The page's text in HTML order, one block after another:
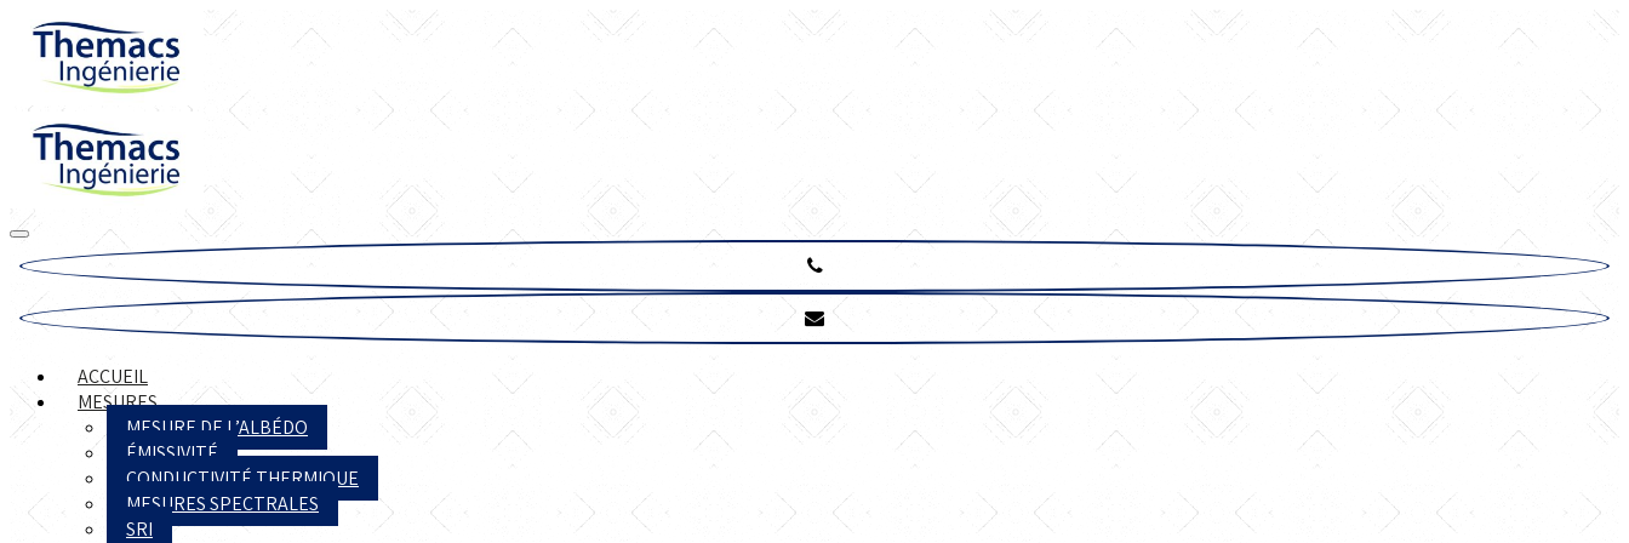
ACCUEIL
MESURES
MESURE DE L’ALBÉDO
ÉMISSIVITÉ
CONDUCTIVITÉ THERMIQUE
MESURES SPECTRALES
SRI